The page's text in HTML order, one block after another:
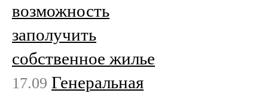
возможность
заполучить
собственное жилье
17.09 Генеральная